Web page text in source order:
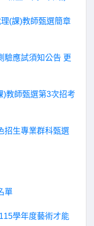
(課)教師甄選簡章
驗應試須知公告 更
)教師甄選第3次招考
招生專業群科甄選
單
學年度藝術才能